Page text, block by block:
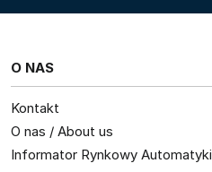
O NAS
Kontakt
O nas / About us
Informator Rynkowy Automatyki